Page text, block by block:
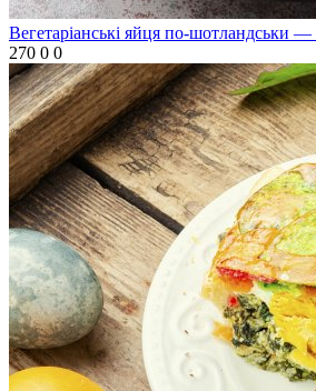
Вегетаріанські яйця по-шотландськи
270 0 0